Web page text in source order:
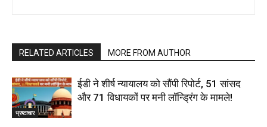
RELATED ARTICLES MORE FROM AUTHOR
भ्रष्टाचार
ईडी ने शीर्ष न्यायालय को सौंपी रिपोर्ट, 51 सांसद
और 71 विधायकों पर मनी लॉन्ड्रिंग के मामले!